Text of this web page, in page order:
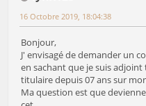
16 Octobre 2019, 18:04:38
Bonjour,
J' envisagé de demander un
en sachant que je suis
titulaire depuis 07 ans sur
Ma question est que